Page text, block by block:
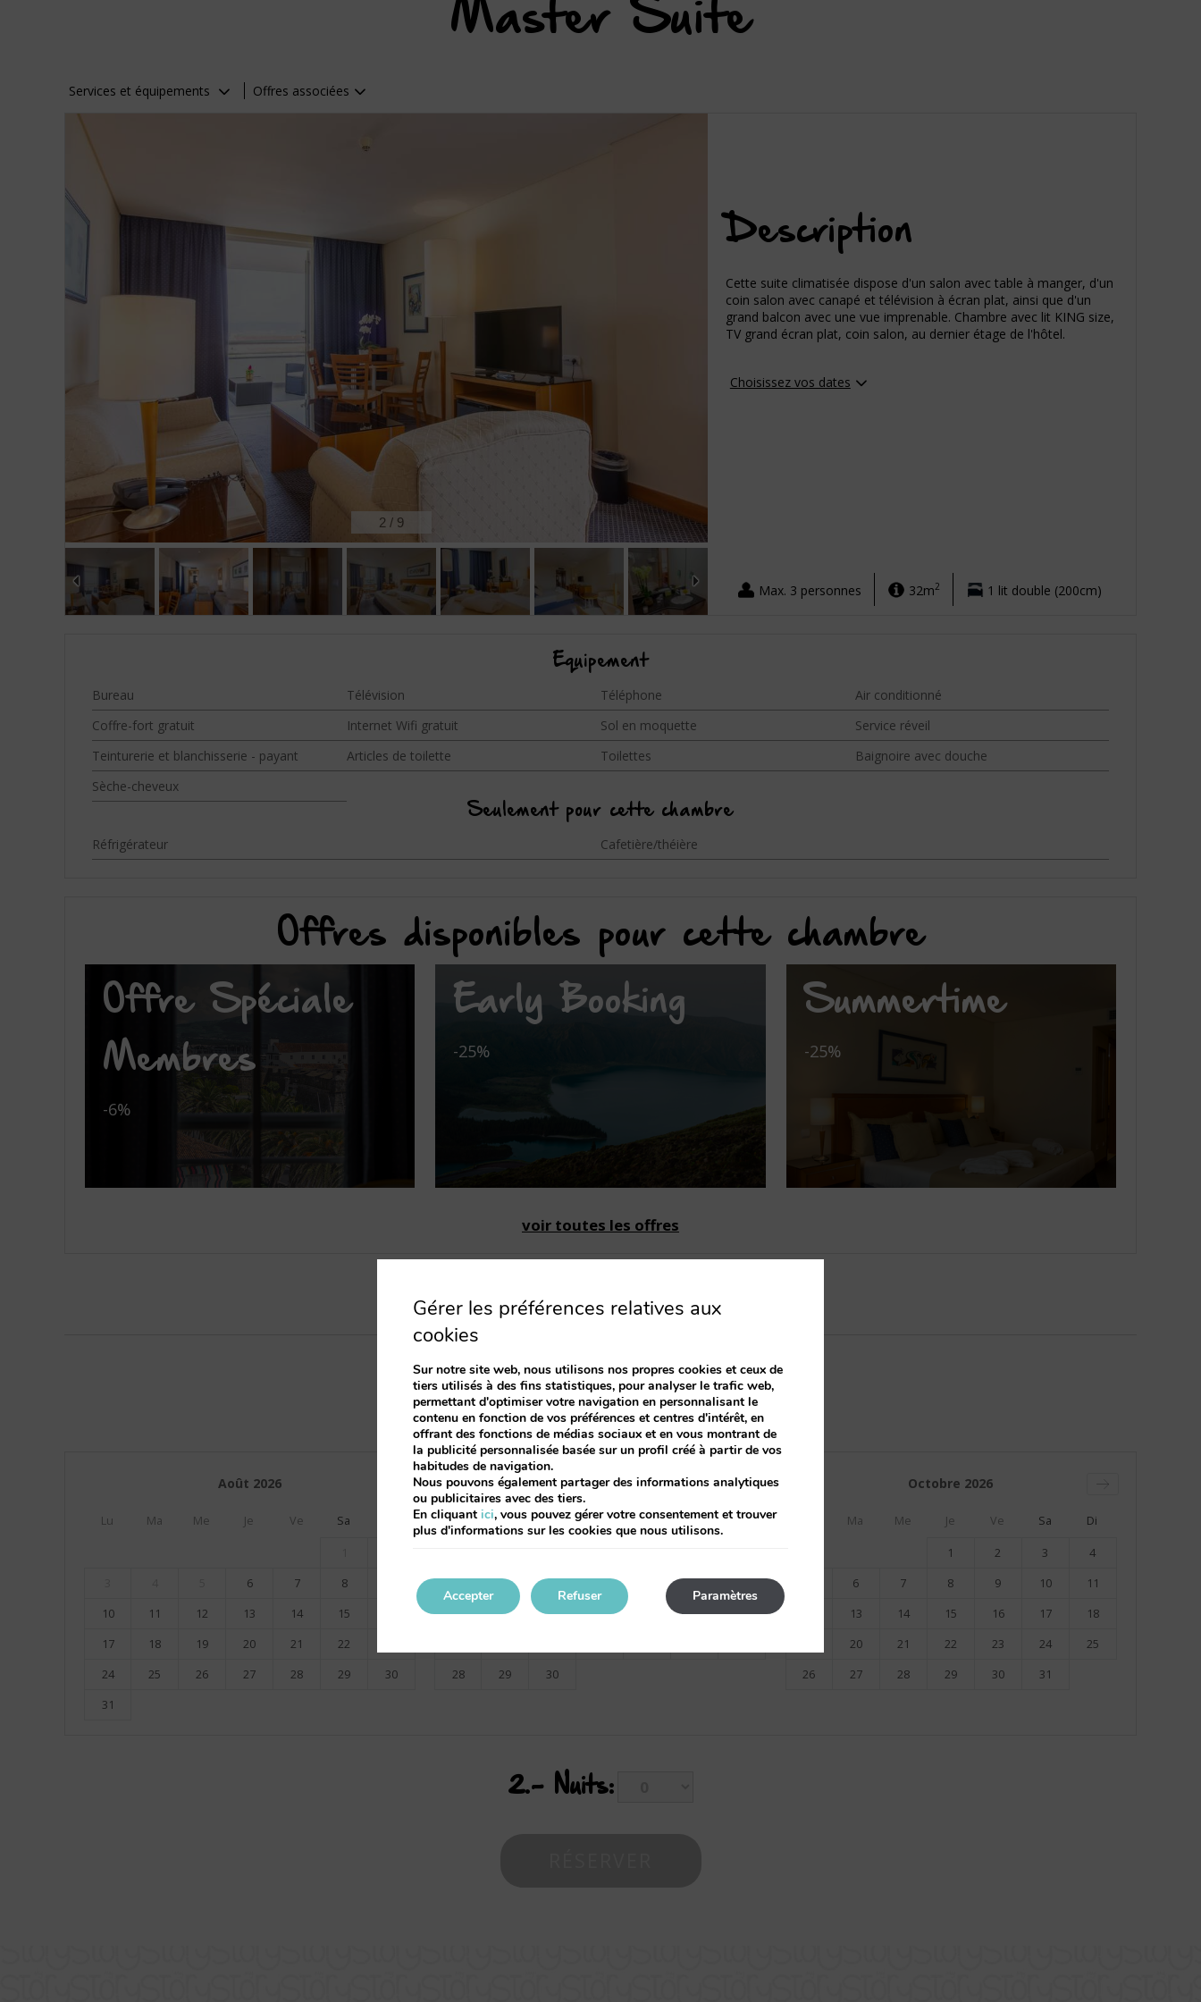
Master Suite
Services et équipements Offres associées
2 / 9
Max. 3 personnes 32m2 1 lit double (200cm)
Description
Cette suite climatisée dispose d'un salon avec table à manger, d'un
coin salon avec canapé et télévision à écran plat, ainsi que d'un
grand balcon avec une vue imprenable. Chambre avec lit KING size,
TV grand écran plat, coin salon, au dernier étage de l'hôtel.
Choisissez vos dates
Equipement
Bureau
Télévision Téléphone
Air conditionné
Coffre-fort gratuit
Internet Wifi gratuit Sol en moquette
Service réveil
Teinturerie et blanchisserie - payant
Articles de toilette Toilettes
Baignoire avec douche
Sèche-cheveux
Seulement pour cette chambre
Réfrigérateur
Cafetière/théière
Offres disponibles pour cette chambre
Offre Spéciale
Membres
-6%
Early Booking
-25%
Summertime
-25%
voir toutes les offres
1.-Choisir la date d'arrivée
Août 2026
Lu Ma Me Je Ve Sa
6 7 8
10
11 12 13 14 15
17
18 19 20 21 22
24
25 26 27 28 29
30
31
Septembre 2026
Lu Ma Me Je Ve Sa Di
7
8 9 10 12
13
14
15 16 17 19
20
28
29 30
Octobre 2026
Ma Me Je Ve Sa Di
1 2 3
4
6 7 8 9 10
11
13 14 15 16 17
18
20 21 22 23 24
25
26
27 28 29 30 31
2.-Nuits:
Gérer les préférences relatives aux
cookies
Sur notre site web, nous utilisons nos propres cookies et ceux de
tiers utilisés à des fins statistiques, pour analyser le trafic web,
permettant d'optimiser votre navigation en personnalisant le
contenu en fonction de vos préférences et centres d'intérêt, en
offrant des fonctions de médias sociaux et en vous montrant de
la publicité personnalisée basée sur un profil créé à partir de vos
habitudes de navigation.
Nous pouvons également partager des informations analytiques
ou publicitaires avec des tiers.
En cliquant ici, vous pouvez gérer votre consentement et trouver
plus d'informations sur les cookies que nous utilisons.
Accepter Paramètres
Refuser